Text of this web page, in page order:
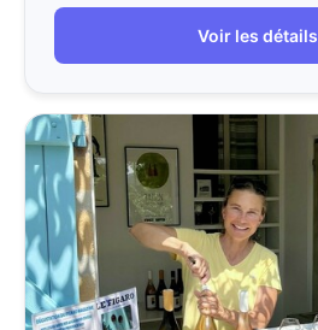
Voir les détails